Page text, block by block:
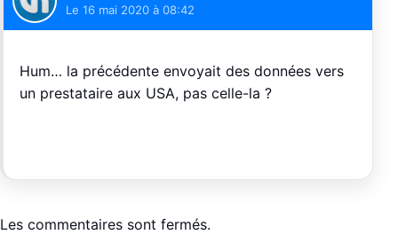
Le 16 mai 2020 à 08:42
Hum… la précédente envoyait des données vers
un prestataire aux USA, pas celle-la ?
Les commentaires sont fermés.